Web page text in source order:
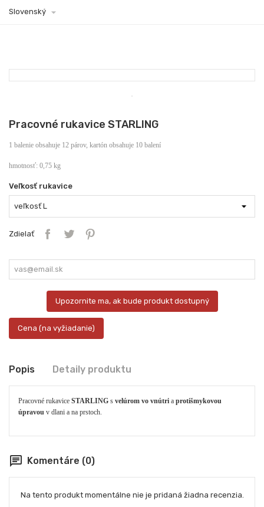
Slovenský 
Pracovné rukavice STARLING
1 balenie obsahuje 12 párov, kartón obsahuje 10 balení
hmotnosť: 0,75 kg
Veľkosť rukavice
Zdielať
Upozornite ma, ak bude produkt dostupný
Cena (na vyžiadanie)
Popis Detaily produktu
Pracovné rukavice STARLING s velúrom vo vnútri a protišmykovou
úpravou v dlani a na prstoch.
chat Komentáre (0)
Na tento produkt momentálne nie je pridaná žiadna recenzia.